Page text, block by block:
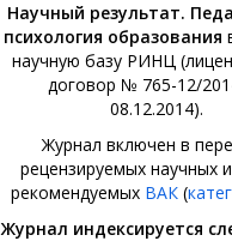
Научный результат.
психология образования
научную базу РИНЦ
договор № 765-12/
08.12.2014).
Журнал включен в
рецензируемых научных
рекомендуемых ВАК (
Журнал индексируется